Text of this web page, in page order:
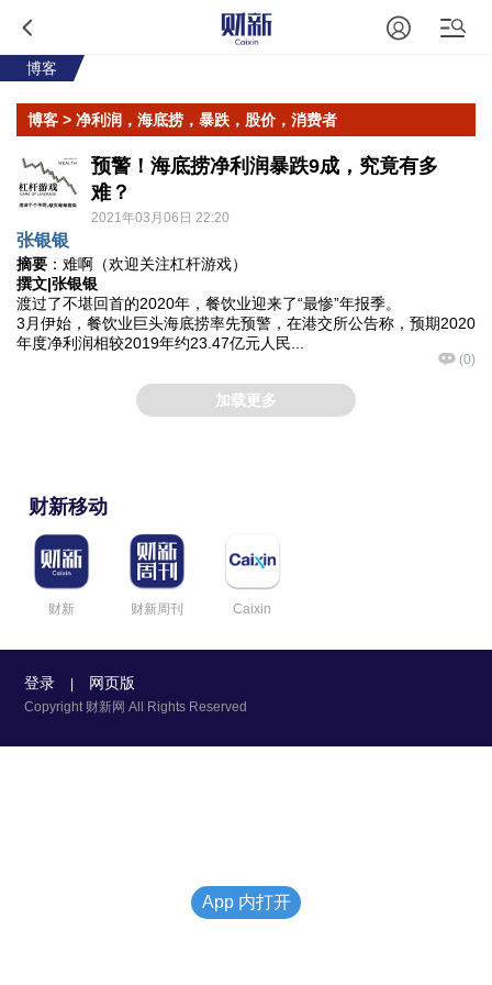
博客
博客 > 净利润，海底捞，暴跌，股价，消费者
预警！海底捞净利润暴跌9成，究竟有多
难？
2021年03月06日 22:20
张银银
摘要 ：难啊（欢迎关注杠杆游戏）
撰文|张银银
渡过了不堪回首的2020年，餐饮业迎来了“最惨”年报季。
3月伊始，餐饮业巨头海底捞率先预警，在港交所公告称，预期2020
年度净利润相较2019年约23.47亿元人民...
(0)
加载更多
财新移动
财新 财新周刊 Caixin
登录 网页版
Copyright 财新网 All Rights Reserved
App 内打开